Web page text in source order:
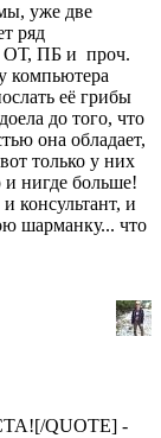
уже две
ряд
ОТ, ПБ и проч.
компьютера
её грибы
до того, что
она обладает,
только у них
нигде больше!
консультант, и
шарманку... что
QUOTE] -